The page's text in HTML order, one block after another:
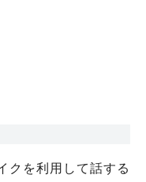
クを利用して話する